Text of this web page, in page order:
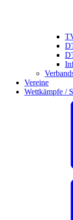
Vereine
Wettkämpfe /